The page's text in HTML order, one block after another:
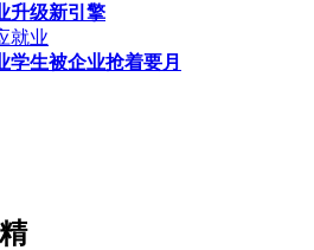
升级新引擎
就业
学生被企业抢着要月